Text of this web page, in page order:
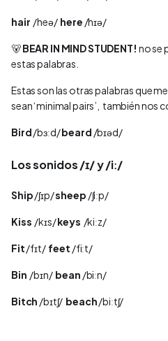
hair /heə/here /hɪə/
🐻BEAR IN MIND STUDENT! no se
estas palabras.
Estas son las otras palabras que
sean ‘minimal pairs’, también nos
Bird/bɜːd/beard /bɪəd/
Los sonidos /ɪ/ y /iː/
Ship/ʃɪp/sheep /ʃiːp/
Kiss /kɪs/keys /kiːz/
Fit/fɪt/ feet /fiːt/
Bin /bɪn/ bean /biːn/
Bitch /bɪtʃ/ beach/biːtʃ/